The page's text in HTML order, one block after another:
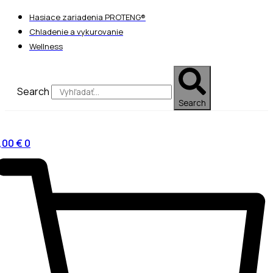
Preskočiť
obsah
Hasiace zariadenia PROTENG®
Chladenie a vykurovanie
Wellness
Search
Search
€ 0